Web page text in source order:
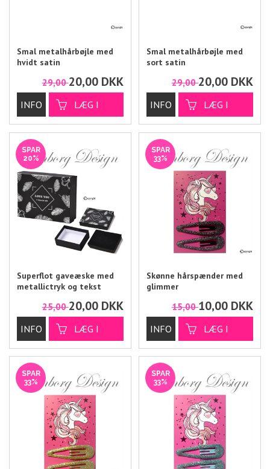
Smal metalhårbøjle med
hvidt satin
29,0020,00 DKK
Smal metalhårbøjle med
sort satin
29,0020,00 DKK
SPAR
20%
Superflot gaveæske med
metallictryk og tekst
25,0020,00 DKK
SPAR
33%
Skønne hårspænder med
glimmer
15,0010,00 DKK
SPAR
33%
SPAR
33%